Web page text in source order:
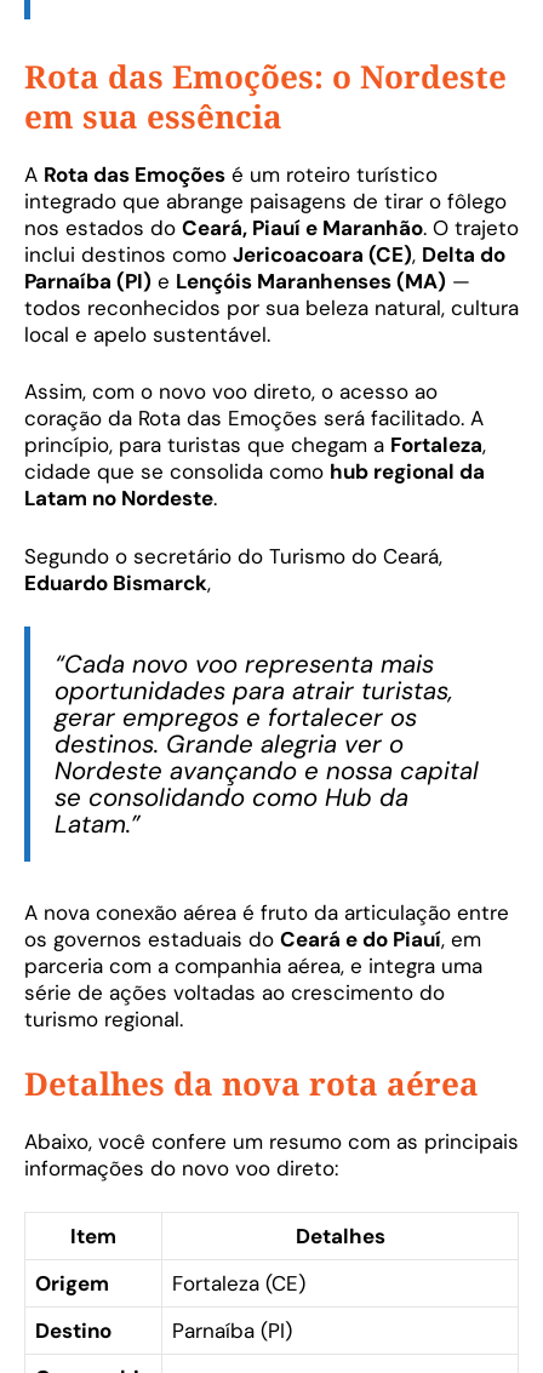
Rota das Emoções: o Nordeste
em sua essência
A Rota das Emoções é um roteiro turístico
integrado que abrange paisagens de tirar o fôlego
nos estados do Ceará, Piauí e Maranhão. O trajeto
inclui destinos como Jericoacoara (CE), Delta do
Parnaíba (PI) e Lençóis Maranhenses (MA) —
todos reconhecidos por sua beleza natural, cultura
local e apelo sustentável.
Assim, com o novo voo direto, o acesso ao
coração da Rota das Emoções será facilitado. A
princípio, para turistas que chegam a Fortaleza,
cidade que se consolida como hub regional da
Latam no Nordeste.
Segundo o secretário do Turismo do Ceará,
Eduardo Bismarck,
“Cada novo voo representa mais
oportunidades para atrair turistas,
gerar empregos e fortalecer os
destinos. Grande alegria ver o
Nordeste avançando e nossa capital
se consolidando como Hub da
Latam.”
A nova conexão aérea é fruto da articulação entre
os governos estaduais do Ceará e do Piauí, em
parceria com a companhia aérea, e integra uma
série de ações voltadas ao crescimento do
turismo regional.
Detalhes da nova rota aérea
Abaixo, você confere um resumo com as principais
informações do novo voo direto:
Item
Detalhes
Origem
Fortaleza (CE)
Destino
Parnaíba (PI)